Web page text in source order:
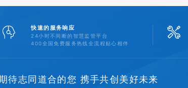
快速的服务响应
24小时不间断的智慧监管平台
400全国免费服务热线全流程贴心相伴
待志同道合的您 携手共创美好未来